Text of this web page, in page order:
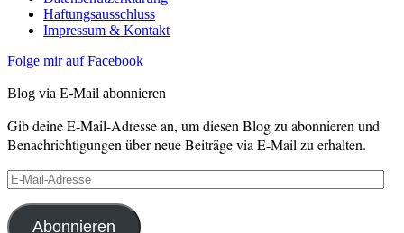
Haftungsausschluss
Impressum & Kontakt
Folge mir auf Facebook
Blog via E-Mail abonnieren
Gib deine E-Mail-Adresse an, um diesen Blog zu abonnieren und
Benachrichtigungen über neue Beiträge via E-Mail zu erhalten.
E-
Mail-
Adresse
Abonnieren